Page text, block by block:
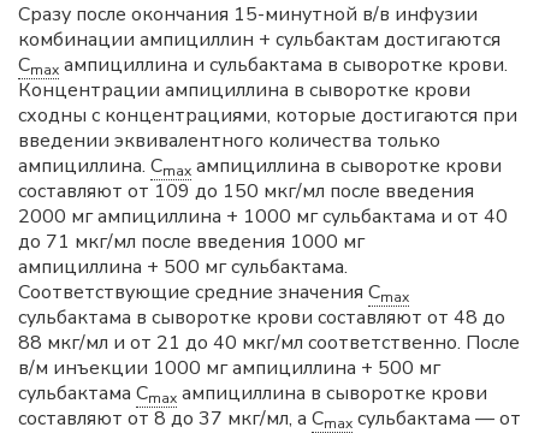
Сразу после окончания 15-минутной в/в инфузии
комбинации ампициллин + сульбактам достигаются
Cmax ампициллина и сульбактама в сыворотке крови.
Концентрации ампициллина в сыворотке крови
сходны с концентрациями, которые достигаются при
введении эквивалентного количества только
ампициллина. Cmax ампициллина в сыворотке крови
составляют от 109 до 150 мкг/мл после введения
2000 мг ампициллина + 1000 мг сульбактама и от 40
до 71 мкг/мл после введения 1000 мг
ампициллина + 500 мг сульбактама.
Соответствующие средние значения Cmax
сульбактама в сыворотке крови составляют от 48 до
88 мкг/мл и от 21 до 40 мкг/мл соответственно. После
в/м инъекции 1000 мг ампициллина + 500 мг
сульбактама Cmax ампициллина в сыворотке крови
составляют от 8 до 37 мкг/мл, а Cmax сульбактама — от